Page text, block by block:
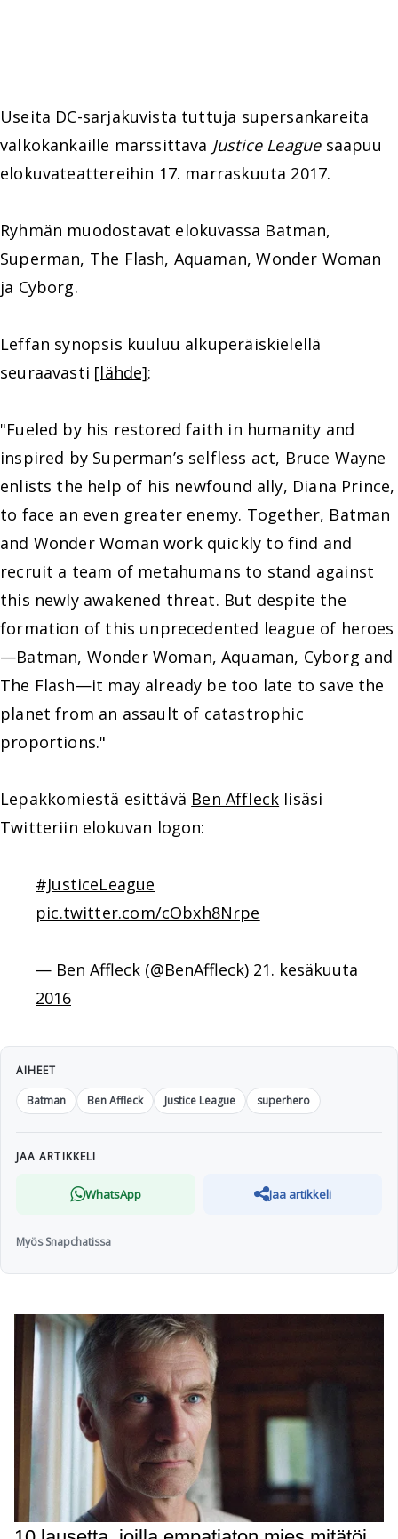
Useita DC-sarjakuvista tuttuja supersankareita
valkokankaille marssittava Justice Leaguesaapuu
elokuvateattereihin 17. marraskuuta 2017.
Ryhmän muodostavat elokuvassa Batman,
Superman, The Flash, Aquaman, Wonder Woman
ja Cyborg.
Leffan synopsis kuuluu alkuperäiskielellä
seuraavasti [lähde]:
"Fueled by his restored faith in humanity and
inspired by Superman’s selfless act, Bruce Wayne
enlists the help of his newfound ally, Diana Prince,
to face an even greater enemy. Together, Batman
and Wonder Woman work quickly to find and
recruit a team of metahumans to stand against
this newly awakened threat. But despite the
formation of this unprecedented league of heroes
—Batman, Wonder Woman, Aquaman, Cyborg and
The Flash—it may already be too late to save the
planet from an assault of catastrophic
proportions."
Lepakkomiestä esittävä Ben Affleck lisäsi
Twitteriin elokuvan logon:
#JusticeLeague
pic.twitter.com/cObxh8Nrpe
— Ben Affleck (@BenAffleck) 21. kesäkuuta
2016
AIHEET
Batman
Ben Affleck Justice League superhero
JAA ARTIKKELI
WhatsApp Jaa artikkeli
Myös Snapchatissa